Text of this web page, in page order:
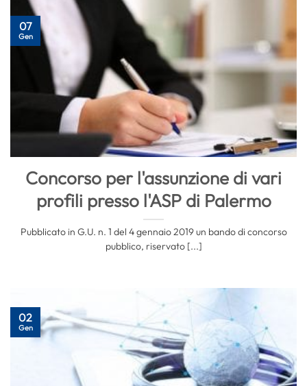
Concorso per l'assunzione di vari
profili presso l'ASP di Palermo
Pubblicato in G.U. n. 1 del 4 gennaio 2019 un bando di concorso
pubblico, riservato [...]
07
Gen
02
Gen